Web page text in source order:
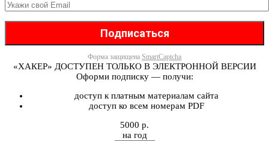
Форма защищена SmartCaptcha
«ХАКЕР» ДОСТУПЕН ТОЛЬКО В ЭЛЕКТРОННОЙ ВЕРСИИ
Оформи подписку — получи:
доступ к платным материалам сайта
доступ ко всем номерам PDF
5000 р.
на год